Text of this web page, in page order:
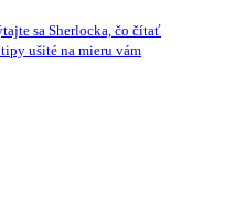
sa Sherlocka, čo čítať
ušité na mieru vám